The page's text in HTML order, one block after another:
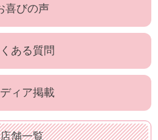
喜びの声
ある質問
ィア掲載
店舗一覧